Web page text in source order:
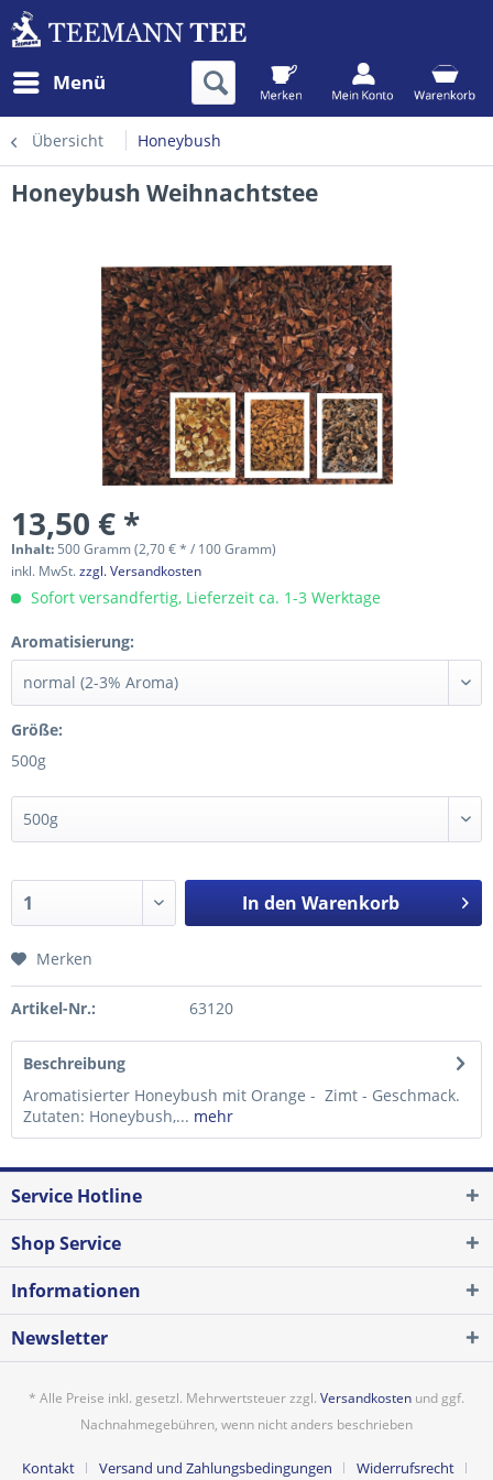
Menü
Übersicht Honeybush
Honeybush Weihnachtstee
13,50 € *
Inhalt: 500 Gramm (2,70 € * / 100 Gramm)
inkl. MwSt.zzgl. Versandkosten
Sofort versandfertig, Lieferzeit ca. 1-3 Werktage
Aromatisierung:
Größe:
500g
In den Warenkorb
Merken
Artikel-Nr.: 63120
Beschreibung
Aromatisierter Honeybush mit Orange - Zimt - Geschmack.
Zutaten: Honeybush,... mehr
Service Hotline
Shop Service
Informationen
Newsletter
* Alle Preise inkl. gesetzl. Mehrwertsteuer zzgl. Versandkosten und ggf.
Nachnahmegebühren, wenn nicht anders beschrieben
Kontakt Versand und Zahlungsbedingungen Widerrufsrecht